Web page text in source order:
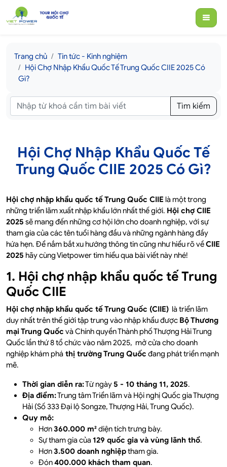
Trang chủ
Tin tức - Kinh nghiệm
Hội Chợ Nhập Khẩu Quốc Tế Trung Quốc CIIE 2025 Có
Gì?
Tìm kiếm
Hội Chợ Nhập Khẩu Quốc Tế
Trung Quốc CIIE 2025 Có Gì?
Hội chợ nhập khẩu quốc tế Trung Quốc CIIE là một trong
những triển lãm xuất nhập khẩu lớn nhất thế giới. Hội chợ CIIE
2025 sẽ mang đến những cơ hội lớn cho doanh nghiệp, với sự
tham gia của các tên tuổi hàng đầu và những ngành hàng đầy
hứa hẹn. Để nắm bắt xu hướng thông tin cũng như hiểu rõ vềCIIE
2025 hãy cùng Vietpower tìm hiểu qua bài viết này nhé!
1. Hội chợ nhập khẩu quốc tế Trung
Quốc CIIE
Hội chợ nhập khẩu quốc tế Trung Quốc (CIIE) là triển lãm
duy nhất trên thế giới tập trung vào nhập khẩu được Bộ Thương
mại Trung Quốc và Chính quyền Thành phố Thượng Hải Trung
Quốc lần thứ 8 tổ chức vào năm 2025, mở cửa cho doanh
nghiệp khám phá thị trường Trung Quốc đang phát triển mạnh
mẽ.
Thời gian diễn ra:Từ ngày5 - 10 tháng 11, 2025.
Địa điểm:Trung tâm Triển lãm và Hội nghị Quốc gia Thượng
Hải (Số 333 Đại lộ Songze, Thượng Hải, Trung Quốc).
Quy mô:
Hơn360.000 m²diện tích trưng bày.
Sự tham gia của 129 quốc gia và vùng lãnh thổ.
Hơn3.500 doanh nghiệptham gia.
Đón400.000 khách tham quan.